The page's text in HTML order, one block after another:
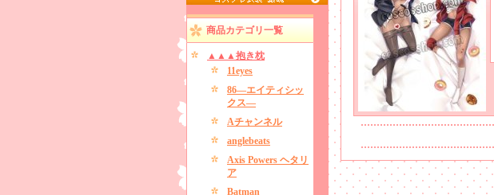
商品カテゴリ一覧
▲▲▲抱き枕
11eyes
86―エイティシッ
クス―
Aチャンネル
anglebeats
Axis Powers ヘタリ
ア
Batman